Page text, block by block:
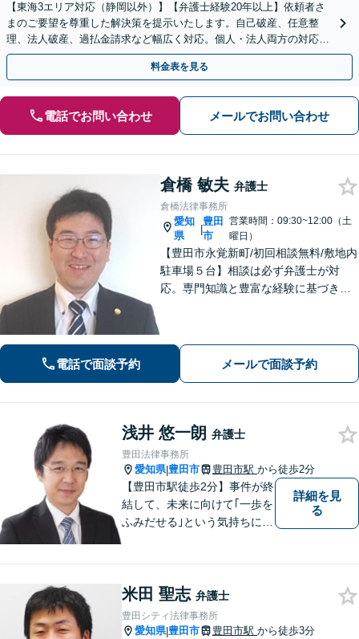
【東海3エリア対応（静岡以外）】【弁護士経験20年以上】依頼者さ
まのご要望を尊重した解決策を提示いたします。自己破産、任意整
理、法人破産、過払金請求など幅広く対応。個人・法人両方の対応が
可能です。【初回面談無料】【完全個室で秘密厳守】
料金表を見る
電話でお問い合わせ メールでお問い合わせ
倉橋 敏夫 弁護士
倉橋法律事務所
愛知
県
|
豊田
市
営業時間：09:30~12:00（土
曜日）
【豊田市永覚新町/初回相談無料/敷地内
駐車場５台】相談は必ず弁護士が対
応。専門知識と豊富な経験に基づき、
ります。明確な基準を説明します。
電話で面談予約 メールで面談予約
浅井 悠一朗 弁護士
豊田法律事務所
愛知県|豊田市 豊田市駅 から徒歩2分
【豊田市駅徒歩2分】事件が終
結して、未来に向けて｢一歩を
ふみだせる｣という気持ちに向
のご不安はご相談ください。
【法テラス利用可※ご利用要
件あり】
詳細を見
る
米田 聖志 弁護士
豊田シティ法律事務所
愛知県|豊田市 豊田市駅 から徒歩3分